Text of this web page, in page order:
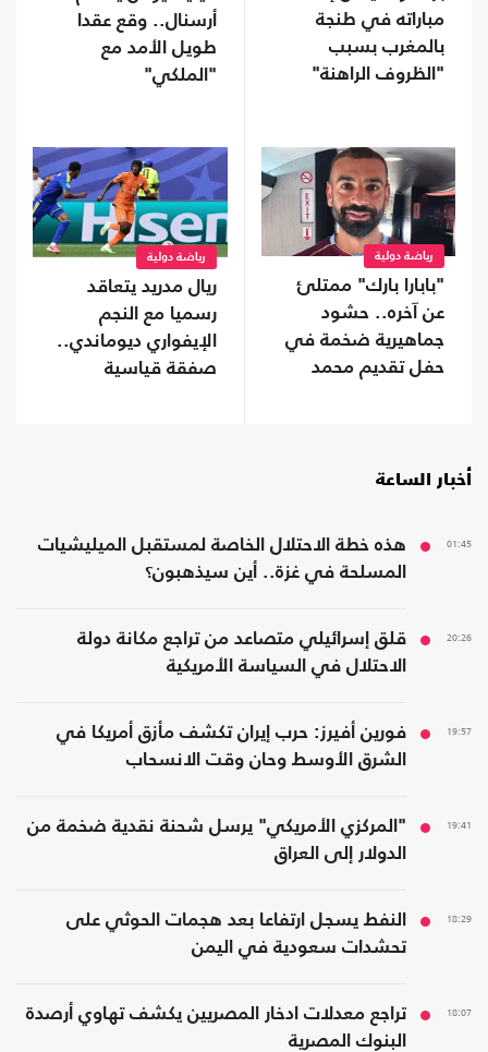
مباراته في طنجة
بالمغرب بسبب
"الظروف الراهنة"
أرسنال.. وقع عقدا
طويل الأمد مع
"الملكي"
رياضة دولية
"بابارا بارك" ممتلئ
عن آخره.. حشود
جماهيرية ضخمة في
حفل تقديم محمد
رياضة دولية
ريال مدريد يتعاقد
رسميا مع النجم
الإيفواري ديوماندي..
صفقة قياسية
أخبار الساعة
01:45
هذه خطة الاحتلال الخاصة لمستقبل الميليشيات
المسلحة في غزة.. أين سيذهبون؟
20:26
قلق إسرائيلي متصاعد من تراجع مكانة دولة
الاحتلال في السياسة الأمريكية
19:57
فورين أفيرز: حرب إيران تكشف مأزق أمريكا في
الشرق الأوسط وحان وقت الانسحاب
19:41
"المركزي الأمريكي" يرسل شحنة نقدية ضخمة من
الدولار إلى العراق
18:29
النفط يسجل ارتفاعا بعد هجمات الحوثي على
تحشدات سعودية في اليمن
18:07
تراجع معدلات ادخار المصريين يكشف تهاوي أرصدة
البنوك المصرية